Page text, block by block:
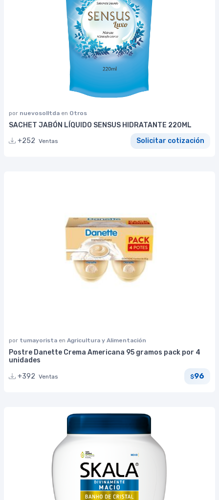
por nuevosolltda en Otros
SACHET JABÓN LÍQUIDO SENSUS HIDRATANTE 220ML
+252 Ventas Solicitar cotización
por tumayorista en Agricultura y Alimentación
Postre Danette Crema Americana 95 gramos pack por 4
unidades
+392 Ventas $96